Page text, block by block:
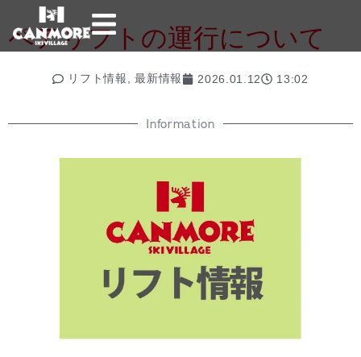
ペアリフトの運行について
リフト情報 ,最新情報 2026.01.12 13:02
Information